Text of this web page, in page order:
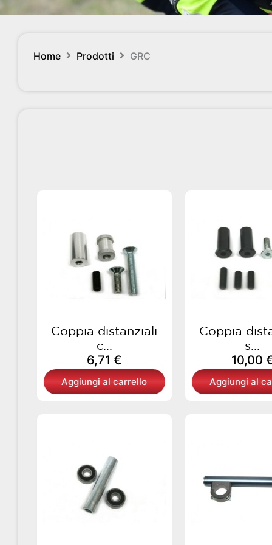
Home Prodotti GRC
Coppia distanziali
c...
6,71 €
Aggiungi al carrello
Coppia
s...
10,00
Aggiungi al